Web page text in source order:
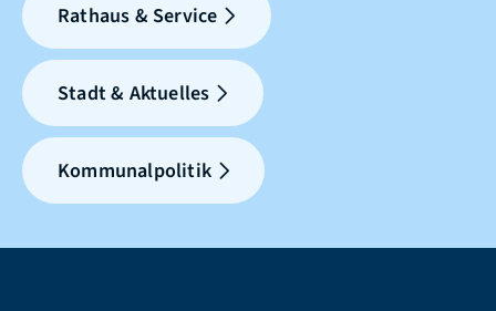
Rathaus & Service
Stadt & Aktuelles
Kommunalpolitik